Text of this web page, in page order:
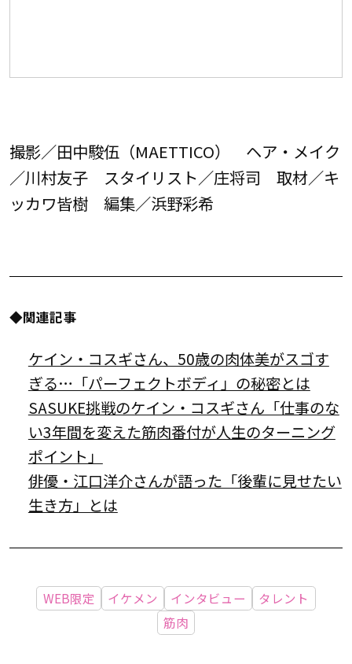
撮影／田中駿伍（MAETTICO） ヘア・メイク
／川村友子 スタイリスト／庄将司 取材／キ
ッカワ皆樹 編集／浜野彩希
◆関連記事
ケイン・コスギさん、50歳の肉体美がスゴす
ぎる…「パーフェクトボディ」の秘密とは
SASUKE挑戦のケイン・コスギさん「仕事のな
い3年間を変えた筋肉番付が人生のターニング
ポイント」
俳優・江口洋介さんが語った「後輩に見せたい
生き方」とは
WEB限定 イケメン インタビュー
タレント
筋肉